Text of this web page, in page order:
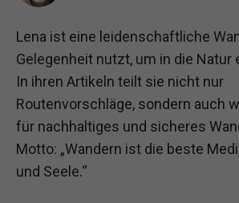
Lena ist eine leidenschaftliche
Gelegenheit nutzt, um in die Natur
In ihren Artikeln teilt sie nicht nur
Routenvorschläge, sondern auch
für nachhaltiges und sicheres
Motto: „Wandern ist die beste
und Seele.“